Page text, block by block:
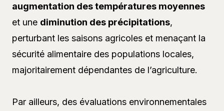
augmentation des températures moyennes
et une diminution des précipitations,
perturbant les saisons agricoles et menaçant la
sécurité alimentaire des populations locales,
majoritairement dépendantes de l’agriculture.
Par ailleurs, des évaluations environnementales